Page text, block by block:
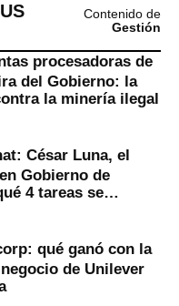
Contenido de
Gestión
procesadoras de
del Gobierno: la
la minería ilegal
César Luna, el
Gobierno de
4 tareas se
qué ganó con la
de Unilever